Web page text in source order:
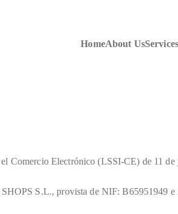
HomeAbout UsServices
Comercio Electrónico (LSSI-CE) de 11 de
S.L., provista de NIF: B65951949 e